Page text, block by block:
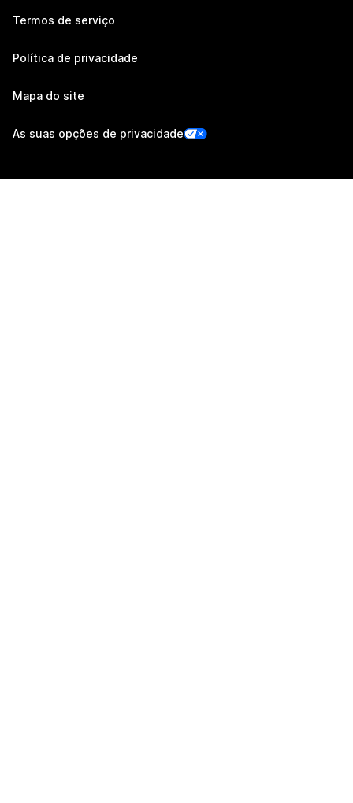
Termos de serviço
Política de privacidade
Mapa do site
As suas opções de privacidade